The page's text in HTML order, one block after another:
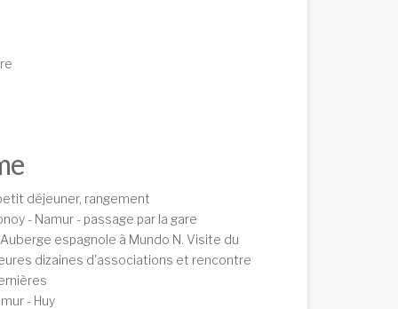
déjeuner, rangement
- Namur - passage par la gare
espagnole à Mundo N. Visite du
dizaines d'associations et rencontre
- Huy